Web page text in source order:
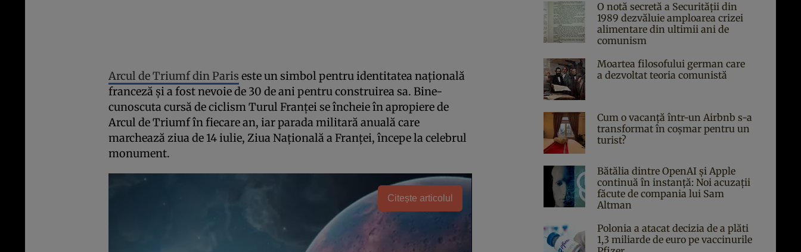
Arcul de Triumf din Paris este un simbol pentru identitatea națională
franceză și a fost nevoie de 30 de ani pentru construirea sa. Bine-
cunoscuta cursă de ciclism Turul Franței se încheie în apropiere de
Arcul de Triumf în fiecare an, iar parada militară anuală care
marchează ziua de 14 iulie, Ziua Națională a Franței, începe la celebrul
monument.
Citește articolul
O notă secretă a Securității din
1989 dezvăluie amploarea crizei
alimentare din ultimii ani de
comunism
Moartea filosofului german care
a dezvoltat teoria comunistă
Cum o vacanță într-un Airbnb s-a
transformat în coșmar pentru un
turist?
Bătălia dintre OpenAI și Apple
continuă în instanță: Noi acuzații
făcute de compania lui Sam
Altman
Polonia a atacat decizia de a plăti
1,3 miliarde de euro pe vaccinurile